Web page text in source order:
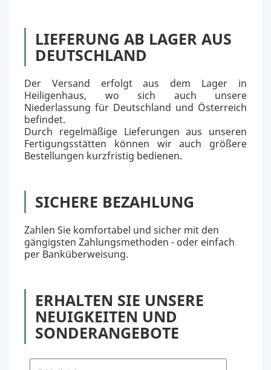
LIEFERUNG AB LAGER AUS
DEUTSCHLAND
Der Versand erfolgt aus dem Lager in
Heiligenhaus, wo sich auch unsere
Niederlassung für Deutschland und Österreich
befindet.
Durch regelmäßige Lieferungen aus unseren
Fertigungsstätten können wir auch größere
Bestellungen kurzfristig bedienen.
SICHERE BEZAHLUNG
Zahlen Sie komfortabel und sicher mit den
gängigsten Zahlungsmethoden - oder einfach
per Banküberweisung.
ERHALTEN SIE UNSERE
NEUIGKEITEN UND
SONDERANGEBOTE